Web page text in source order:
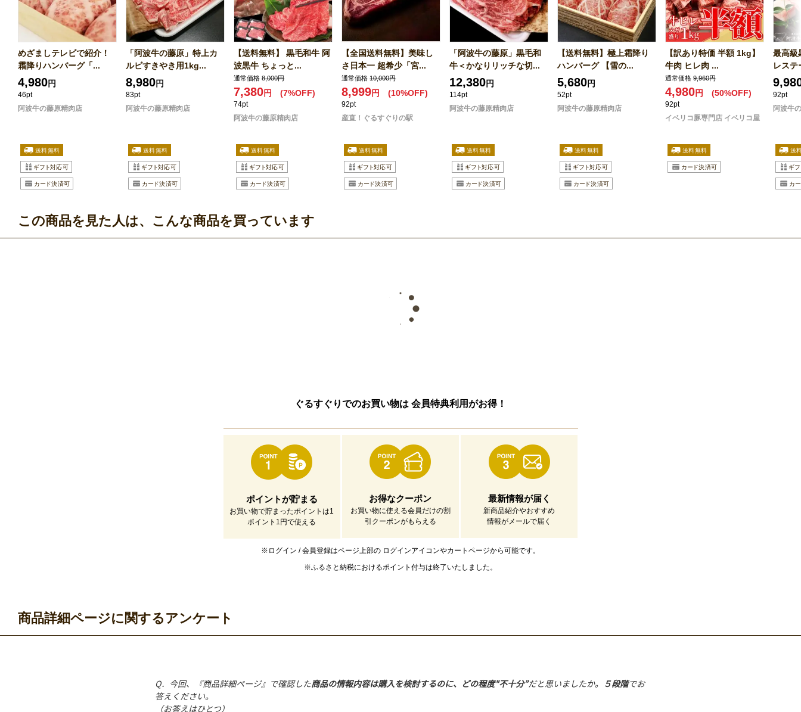
めざましテレビで紹介！
霜降りハンバーグ「...
4,980円
46pt
阿波牛の藤原精肉店
「阿波牛の藤原」特上カ
ルビすきやき用1kg...
8,980円
83pt
阿波牛の藤原精肉店
【送料無料】 黒毛和牛 阿
波黒牛 ちょっと...
通常価格 8,000円
7,380円 (7%OFF)
74pt
阿波牛の藤原精肉店
【全国送料無料】美味し
さ日本一 超希少「宮...
通常価格 10,000円
8,999円 (10%OFF)
92pt
産直！ぐるすぐりの駅
「阿波牛の藤原」黒毛和
牛＜かなりリッチな切...
12,380円
114pt
阿波牛の藤原精肉店
【送料無料】極上霜降り
ハンバーグ 【雪の...
5,680円
52pt
阿波牛の藤原精肉店
【訳あり特価 半額 1kg】
牛肉 ヒレ肉 ...
通常価格 9,960円
4,980円 (50%OFF)
92pt
イベリコ豚専門店 イベリコ屋
最高級
レステ
92pt
阿波牛
この商品を見た人は、こんな商品を買っています
ぐるすぐりでのお買い物は 会員特典利用がお得！
ポイントが貯まる
お買い物で貯まったポイントは1
ポイント1円で使える
お得なクーポン
お買い物に使える会員だけの割
引クーポンがもらえる
最新情報が届く
新商品紹介やおすすめ
情報がメールで届く
※ログイン / 会員登録はページ上部の ログインアイコンやカートページから可能です。
※ふるさと納税におけるポイント付与は終了いたしました。
商品詳細ページに関するアンケート